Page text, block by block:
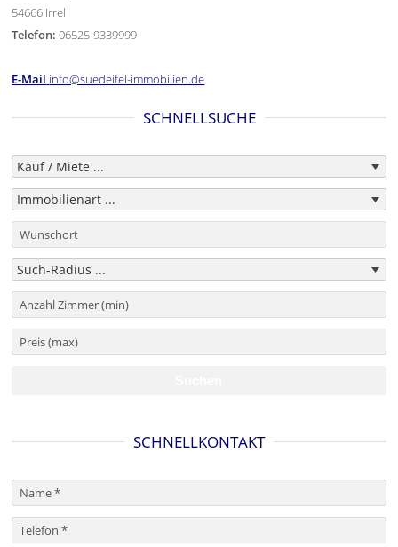
54666 Irrel
Telefon: 06525-9339999
E-Mail info@suedeifel-immobilien.de
SCHNELLSUCHE
SCHNELLKONTAKT